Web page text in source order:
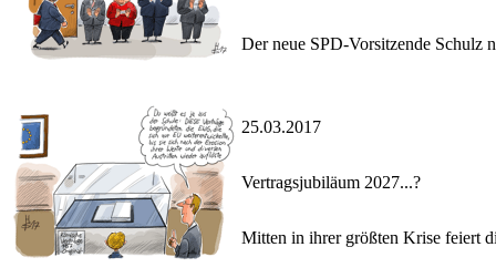
Der neue SPD-Vorsitzende Schulz
25.03.2017
Vertragsjubiläum 2027...?
Mitten in ihrer größten Krise feiert